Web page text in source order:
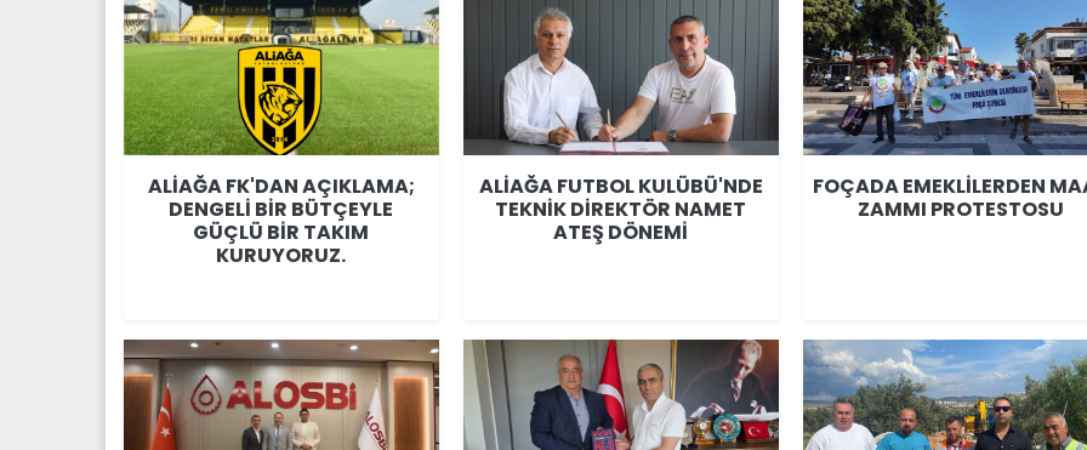
ALİAĞA FK'DAN AÇIKLAMA;
DENGELİ BİR BÜTÇEYLE
GÜÇLÜ BİR TAKIM
KURUYORUZ.
ALİAĞA FUTBOL KULÜBÜ'NDE
TEKNİK DİREKTÖR NAMET
ATEŞ DÖNEMİ
FOÇADA EMEKLİLERDEN
ZAMMI PROTESTOSU